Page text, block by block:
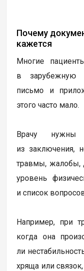
Почему
кажется
Многие
в зарубежную
письмо и
этого часто мало.
Врачу нужны
из заключения,
травмы, жалобы,
уровень
и список
Например, при
когда она
ли
хряща или